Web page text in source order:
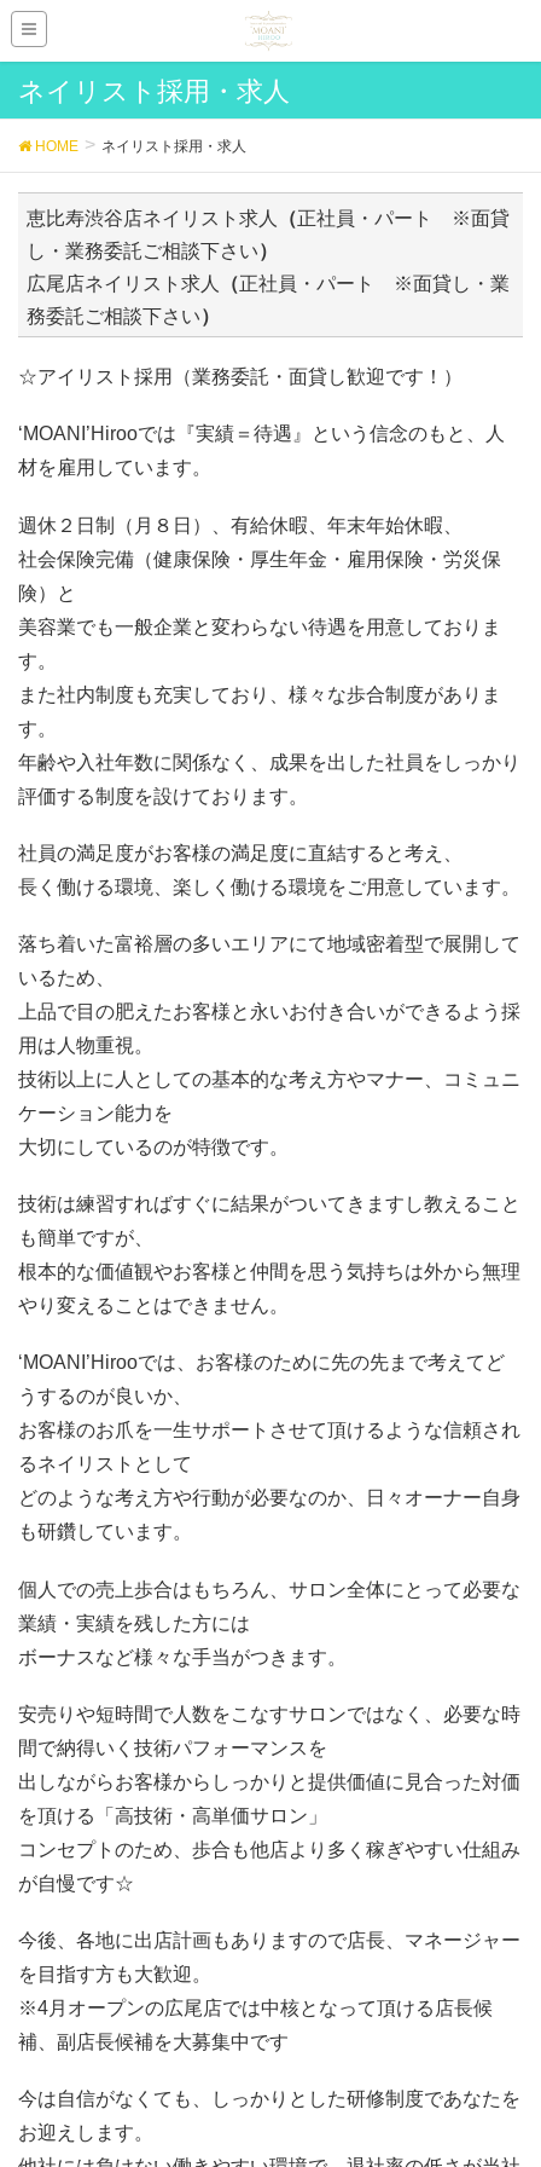
ネイリスト採用・求人
HOME ネイリスト採用・求人
恵比寿渋谷店ネイリスト求人 （正社員・パート ※面貸
し・業務委託ご相談下さい）
広尾店ネイリスト求人
（正社員・パート ※面貸し・業
務委託ご相談下さい）
☆アイリスト採用（業務委託・面貸し歓迎です！）
‘MOANI’Hirooでは『実績＝待遇』という信念のもと、人
材を雇用しています。
週休２日制（月８日）、有給休暇、年末年始休暇、
社会保険完備（健康保険・厚生年金・雇用保険・労災保
険）と
美容業でも一般企業と変わらない待遇を用意しておりま
す。
また社内制度も充実しており、様々な歩合制度がありま
す。
年齢や入社年数に関係なく、成果を出した社員をしっかり
評価する制度を設けております。
社員の満足度がお客様の満足度に直結すると考え、
長く働ける環境、楽しく働ける環境をご用意しています。
落ち着いた富裕層の多いエリアにて地域密着型で展開して
いるため、
上品で目の肥えたお客様と永いお付き合いができるよう採
用は人物重視。
技術以上に人としての基本的な考え方やマナー、コミュニ
ケーション能力を
大切にしているのが特徴です。
技術は練習すればすぐに結果がついてきますし教えること
も簡単ですが、
根本的な価値観やお客様と仲間を思う気持ちは外から無理
やり変えることはできません。
‘MOANI’Hirooでは、お客様のために先の先まで考えてど
うするのが良いか、
お客様のお爪を一生サポートさせて頂けるような信頼され
るネイリストとして
どのような考え方や行動が必要なのか、日々オーナー自身
も研鑽しています。
個人での売上歩合はもちろん、サロン全体にとって必要な
業績・実績を残した方には
ボーナスなど様々な手当がつきます。
安売りや短時間で人数をこなすサロンではなく、必要な時
間で納得いく技術パフォーマンスを
出しながらお客様からしっかりと提供価値に見合った対価
を頂ける「高技術・高単価サロン」
コンセプトのため、歩合も他店より多く稼ぎやすい仕組み
が自慢です☆
今後、各地に出店計画もありますので店長、マネージャー
を目指す方も大歓迎。
※4月オープンの広尾店では中核となって頂ける店長候
補、副店長候補を大募集中です
今は自信がなくても、しっかりとした研修制度であなたを
お迎えします。